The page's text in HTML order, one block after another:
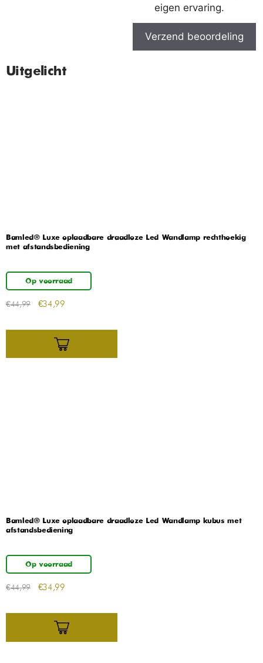
eigen ervaring.
Verzend beoordeling
Uitgelicht
Bamled® Luxe oplaadbare draadloze Led Wandlamp rechthoekig
met afstandsbediening
Op voorraad
€44,99 €34,99
Bamled® Luxe oplaadbare draadloze Led Wandlamp kubus met
afstandsbediening
Op voorraad
€44,99 €34,99